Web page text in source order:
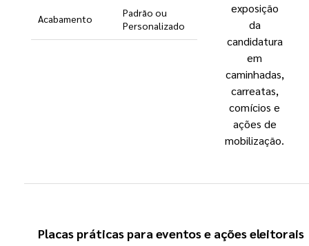
Acabamento
Padrão ou
Personalizado
exposição
da
candidatura
em
caminhadas,
carreatas,
comícios e
ações de
mobilização.
Placas práticas para eventos e ações eleitorais